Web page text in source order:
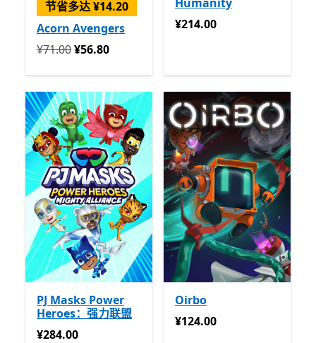
节省多达 ¥14.20
Acorn Avengers
回到初始状态 ¥71.00 开始 ¥56.80
¥71.00¥56.80
¥214.00
¥214.00
PJ Masks Power
Heroes：强力联盟
¥284.00
¥284.00
Oirbo
¥124.00
¥124.00